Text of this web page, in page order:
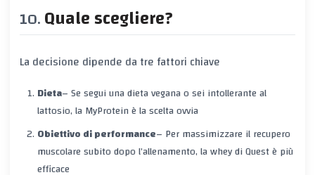
Quale scegliere?
La decisione dipende da tre fattori chiave
Dieta– Se segui una dieta vegana o sei intollerante al
lattosio, la MyProtein è la scelta ovvia
Obiettivo di performance– Per massimizzare il recupero
muscolare subito dopo l’allenamento, la whey di Quest è più
efficace